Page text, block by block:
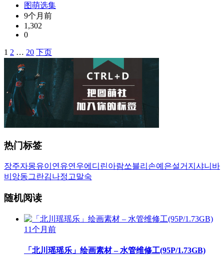
图萌选集
9个月前
1,302
0
文
导
航
1 2 … 20 下页
热门标签
장주자몽유이 연유연우에디린아람쏘블리 손예은설거지 샤니 바
비앙동그란김나정 고말숙
随机阅读
11个月前
「北川瑶瑶乐」绘画素材 – 水管维修工(95P/1.73GB)